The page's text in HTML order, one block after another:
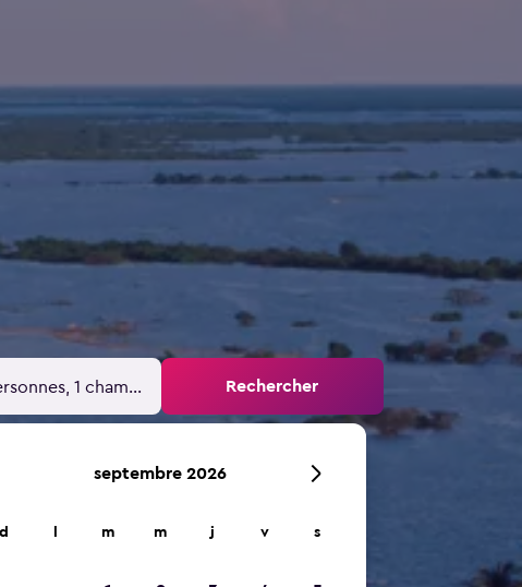
1 chambre Rechercher
septembre 2026
d m m j v s